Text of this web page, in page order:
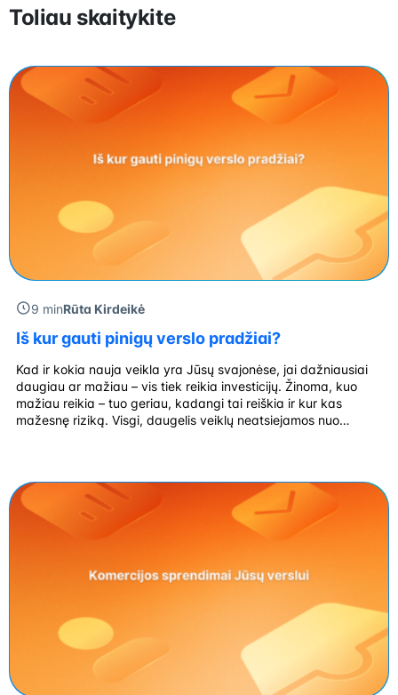
Toliau skaitykite
9 minRūta Kirdeikė
Iš kur gauti pinigų verslo pradžiai?
Kad ir kokia nauja veikla yra Jūsų svajonėse, jai dažniausiai
daugiau ar mažiau – vis tiek reikia investicijų. Žinoma, kuo
mažiau reikia – tuo geriau, kadangi tai reiškia ir kur kas
mažesnę riziką. Visgi, daugelis veiklų neatsiejamos nuo